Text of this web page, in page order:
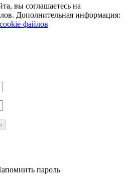
вы соглашаетесь на
Дополнительная информация:
файлов
пароль